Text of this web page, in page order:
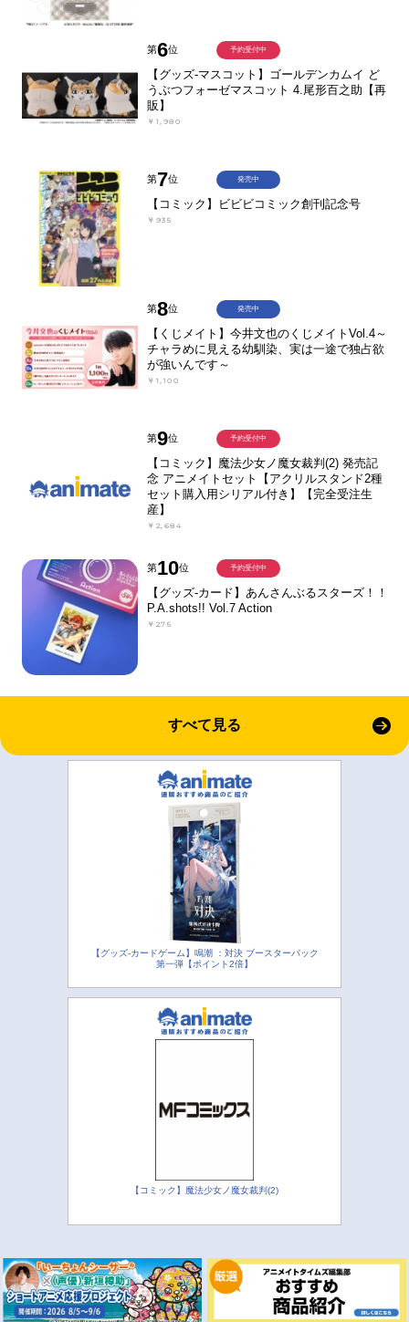
第6位
【グッズ-マスコット】ゴールデンカムイ ど
うぶつフォーゼマスコット 4.尾形百之助【再
販】
￥1,980
予約受付中
第7位
【コミック】ビビビコミック創刊記念号
￥935
発売中
第8位
【くじメイト】今井文也のくじメイトVol.4～
チャラめに見える幼馴染、実は一途で独占欲
が強いんです～
￥1,100
発売中
第9位
【コミック】魔法少女ノ魔女裁判(2) 発売記
念 アニメイトセット【アクリルスタンド2種
セット購入用シリアル付き】【完全受注生
産】
￥2,684
予約受付中
第10位
【グッズ-カード】あんさんぶるスターズ！！
P.A.shots!! Vol.7 Action
￥275
予約受付中
すべて見る
【グッズ-カードゲーム】鳴潮 ：対決 ブースターパック
第一弾【ポイント2倍】
【コミック】魔法少女ノ魔女裁判(2)